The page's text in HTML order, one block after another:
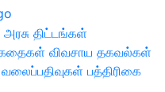
அரசு திட்டங்கள்
விவசாய தகவல்கள்
வலைப்பதிவுகள் பத்திரிகை